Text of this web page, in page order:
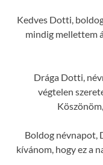
Kedves Dotti,
mindig mellettem
Drága Dotti,
végtelen
Boldog névnapot,
kívánom, hogy ez a